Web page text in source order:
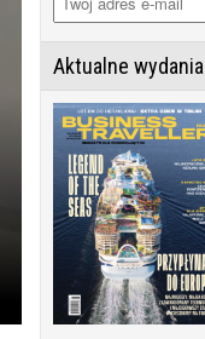
Aktualne wydania